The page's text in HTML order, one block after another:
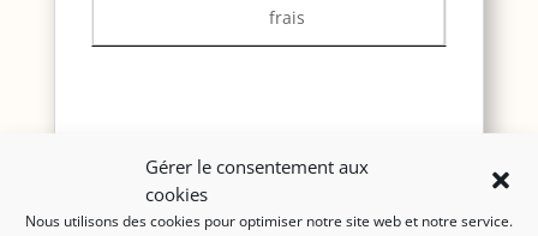
Gérer le consentement aux
cookies
Nous utilisons des cookies pour optimiser notre site web et notre service.
frais
par un médecinqui se charge d’établir un
certificat de décès. Ladéclaration du décès